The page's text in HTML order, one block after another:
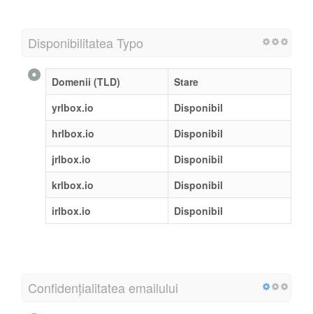
Disponibilitatea Typo
Domenii (TLD)
Stare
yrlbox.io
Disponibil
hrlbox.io
Disponibil
jrlbox.io
Disponibil
krlbox.io
Disponibil
irlbox.io
Disponibil
Confidențialitatea emailului